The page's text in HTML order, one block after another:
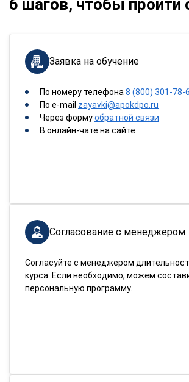
6 шагов, чтобы пройти
Заявка на обучение
По номеру телефона 8 (800) 301-78-
По e-mail zayavki@apokdpo.ru
Через формуобратной связи
В онлайн-чате на сайте
Согласование с менеджером
Согласуйте с менеджером
курса. Если необходимо, можем
персональную программу.